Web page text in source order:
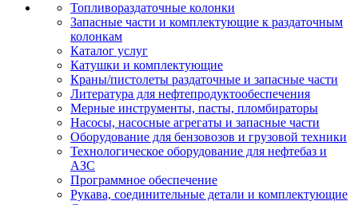
Топливораздаточные колонки
Запасные части и комплектующие к раздаточным
колонкам
Каталог услуг
Катушки и комплектующие
Краны/пистолеты раздаточные и запасные части
Литература для нефтепродуктообеспечения
Мерные инструменты, пасты, пломбираторы
Насосы, насосные агрегаты и запасные части
Оборудование для бензовозов и грузовой техники
Технологическое оборудование для нефтебаз и
АЗС
Программное обеспечение
Рукава, соединительные детали и комплектующие